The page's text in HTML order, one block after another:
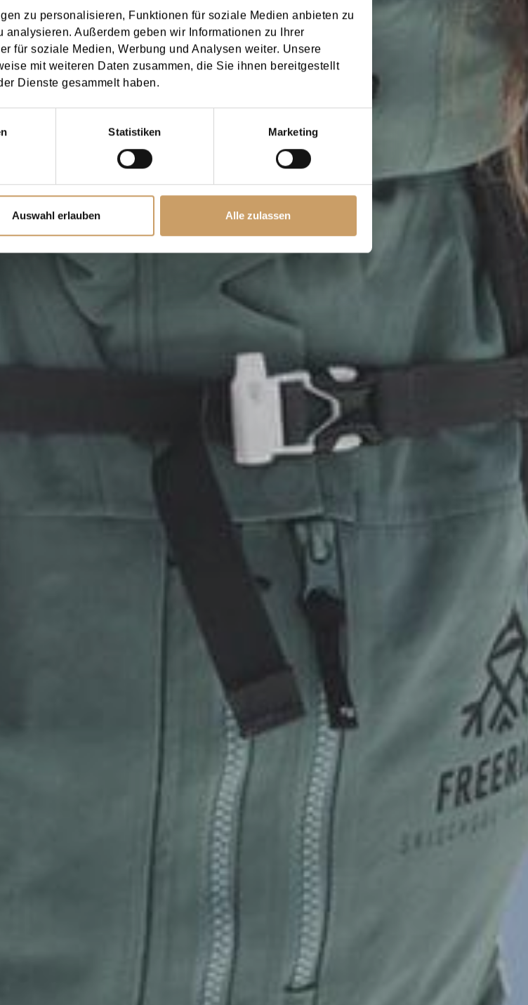
zu personalisieren, Funktionen für soziale Medien anbieten zu
Außerdem geben wir Informationen zu Ihrer
für soziale Medien, Werbung und Analysen weiter. Unsere
mit weiteren Daten zusammen, die Sie ihnen bereitgestellt
Dienste gesammelt haben.
Statistiken Marketing
Auswahl erlauben Alle zulassen